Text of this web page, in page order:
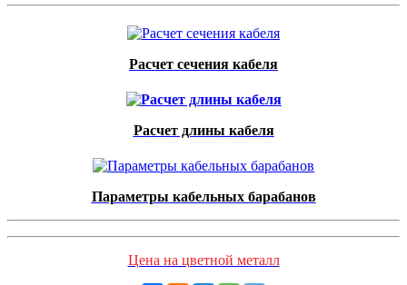
Расчет сечения кабеля
Расчет длины кабеля
Параметры кабельных барабанов
Цена на цветной металл